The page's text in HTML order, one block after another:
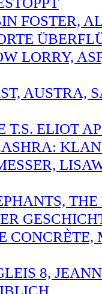
FOSTER,
LORRY,
AUSTRA,
T.S. ELIOT
8,